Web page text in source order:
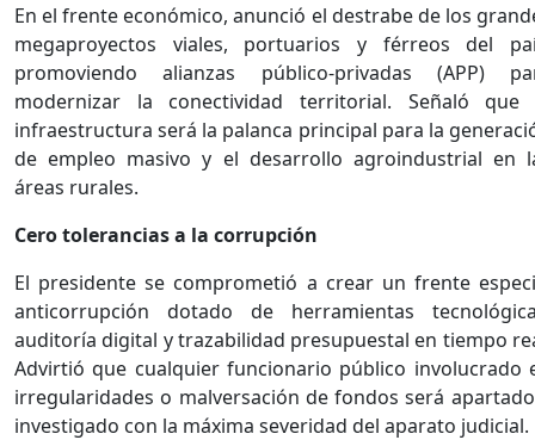
En el frente económico, anunció el destrabe de los
megaproyectos viales, portuarios y férreos del
promoviendo alianzas público-privadas (APP)
modernizar la conectividad territorial. Señaló que
infraestructura será la palanca principal para la
de empleo masivo y el desarrollo agroindustrial en
áreas rurales.
Cero tolerancias a la corrupción
El presidente se comprometió a crear un frente
anticorrupción dotado de herramientas
auditoría digital y trazabilidad presupuestal en tiempo
Advirtió que cualquier funcionario público involucrado
irregularidades o malversación de fondos será
investigado con la máxima severidad del aparato judicial.